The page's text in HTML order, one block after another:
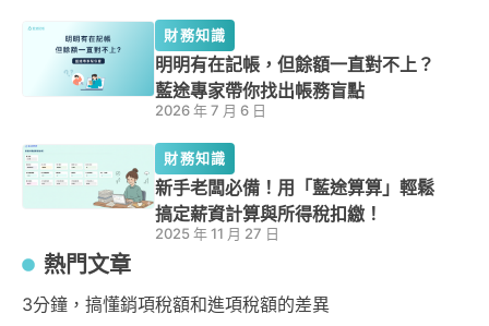
財務知識
明明有在記帳，但餘額一直對不上？
藍途專家帶你找出帳務盲點
2026 年 7 月 6 日
財務知識
新手老闆必備！用「藍途算算」輕鬆
搞定薪資計算與所得稅扣繳！
2025 年 11 月 27 日
熱門文章
3分鐘，搞懂銷項稅額和進項稅額的差異